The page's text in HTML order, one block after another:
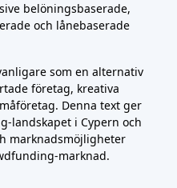
belöningsbaserade,
och lånebaserade
som en alternativ
företag, kreativa
Denna text ger
landskapet i Cypern och
marknadsmöjligheter
marknad.